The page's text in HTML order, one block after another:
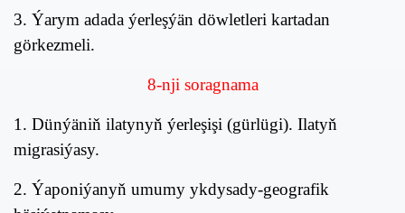
3. Ýarym adada ýerleşýän döwletleri kartadan
görkezmeli.
8-nji soragnama
1. Dünýäniň ilatynyň ýerleşişi (gürlügi). Ilatyň
migrasiýasy.
2. Ýaponiýanyň umumy ykdysady-geografik